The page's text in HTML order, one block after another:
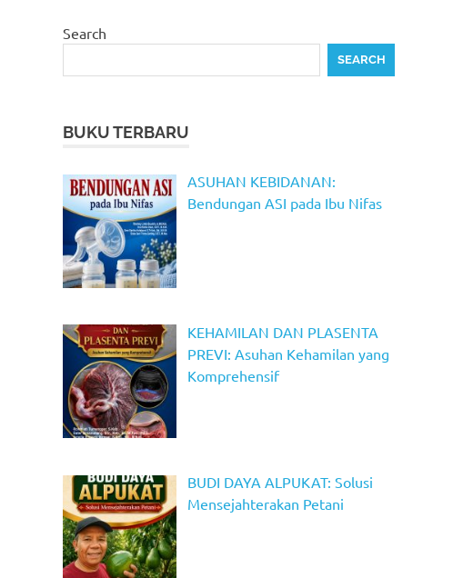
Search
SEARCH
BUKU TERBARU
ASUHAN KEBIDANAN:
Bendungan ASI pada Ibu Nifas
KEHAMILAN DAN PLASENTA
PREVI: Asuhan Kehamilan yang
Komprehensif
BUDI DAYA ALPUKAT: Solusi
Mensejahterakan Petani